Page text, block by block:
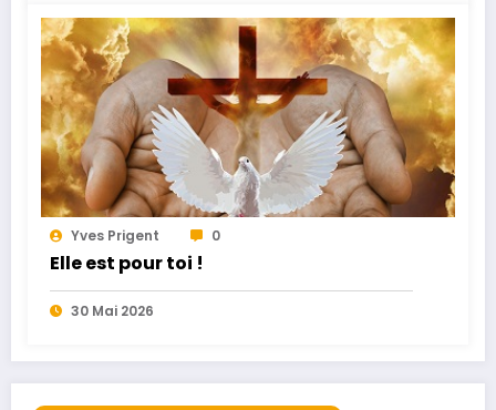
Yves Prigent 0
Elle est pour toi !
30 Mai 2026